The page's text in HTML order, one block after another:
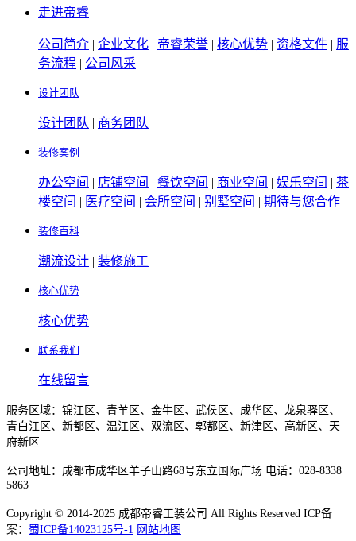
走进帝睿
公司简介 | 企业文化 | 帝睿荣誉 | 核心优势 | 资格文件 | 服
务流程 | 公司风采
设计团队
设计团队 | 商务团队
装修案例
办公空间 | 店铺空间 | 餐饮空间 | 商业空间 | 娱乐空间 | 茶
楼空间 | 医疗空间 | 会所空间 | 别墅空间 | 期待与您合作
装修百科
潮流设计 | 装修施工
核心优势
核心优势
联系我们
在线留言
服务区域：锦江区、青羊区、金牛区、武侯区、成华区、龙泉驿区、
青白江区、新都区、温江区、双流区、郫都区、新津区、高新区、天
府新区
公司地址：成都市成华区羊子山路68号东立国际广场 电话：028-8338
5863
Copyright © 2014-2025 成都帝睿工装公司 All Rights Reserved ICP备
案： 蜀ICP备14023125号-1 网站地图